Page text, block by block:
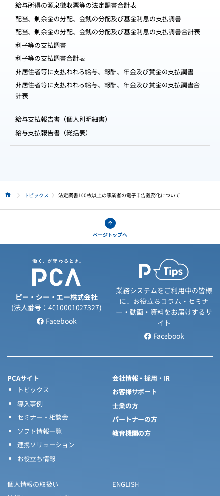
給与所得の源泉徴収票等の法定調書合計表
配当、剰余金の分配、金銭の分配及び基金利息の支払調書
配当、剰余金の分配、金銭の分配及び基金利息の支払調書合計表
利子等の支払調書
利子等の支払調書合計表
非居住者等に支払われる給与、報酬、年金及び賞金の支払調書
非居住者等に支払われる給与、報酬、年金及び賞金の支払調書合
計表
給与支払報告書（個人別明細書）
給与支払報告書（総括表）
HOME トピックス 法定調書100枚以上の事業者の電子申告義務化について
ページトップへ
ピー・シー・エー株式会社
(法人番号：4010001027327)
Facebook
業務システムをご利用中の皆様
に、お役立ちコラム・セミナ
ー・動画・資料をお届けするサ
イト
Facebook
PCAサイト
トピックス
導入事例
セミナー・相談会
ソフト情報一覧
連携ソリューション
お役立ち情報
会社情報・採用・IR
お客様サポート
士業の方
パートナーの方
教育機関の方
個人情報の取扱い
ENGLISH